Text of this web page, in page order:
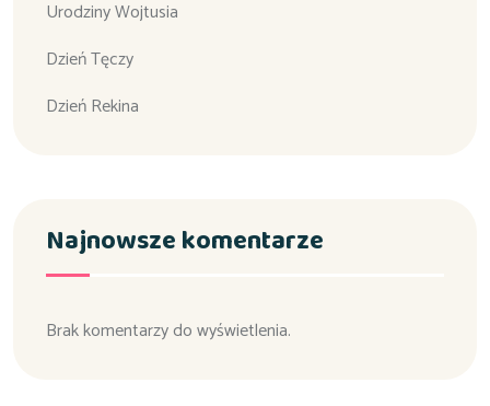
Urodziny Wojtusia
Dzień Tęczy
Dzień Rekina
Najnowsze komentarze
Brak komentarzy do wyświetlenia.